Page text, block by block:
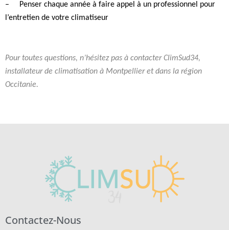
–
Penser chaque année à faire appel à un professionnel pour
l’entretien de votre climatiseur
Pour toutes questions, n’hésitez pas à contacter ClimSud34,
installateur de climatisation à Montpellier et dans la région
Occitanie.
Contactez-Nous